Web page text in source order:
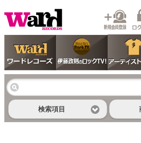
検索項目